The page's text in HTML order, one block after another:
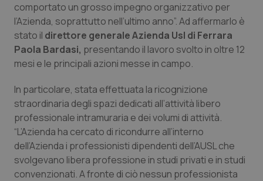
Basilicata
Calabria
Emilia-Romagna
Friuli Venezia Giulia
Lazio
Artrite & artrosi
Asma & BPCO
Colesterolo & coronaropatie
Dermatite Atopica
Diabete & glucometri
QS Club Newsletter
comportato un grosso impegno organizzativo per
l’Azienda, soprattutto nell’ultimo anno”. Ad affermarlo è
stato il direttore generale Azienda Usl di Ferrara
Paola Bardasi, presentando il lavoro svolto in oltre 12
mesi e le principali azioni messe in campo.
In particolare, stata effettuata la ricognizione
straordinaria degli spazi dedicati all’attività libero
professionale intramuraria e dei volumi di attività.
“L’Azienda ha cercato di ricondurre all’interno
dell’Azienda i professionisti dipendenti dell’AUSL che
svolgevano libera professione in studi privati e in studi
convenzionati. A fronte di ciò nessun professionista